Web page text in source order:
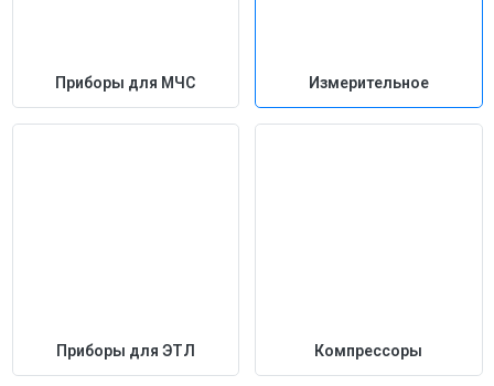
Приборы для МЧС Измерительное
Приборы для ЭТЛ Компрессоры